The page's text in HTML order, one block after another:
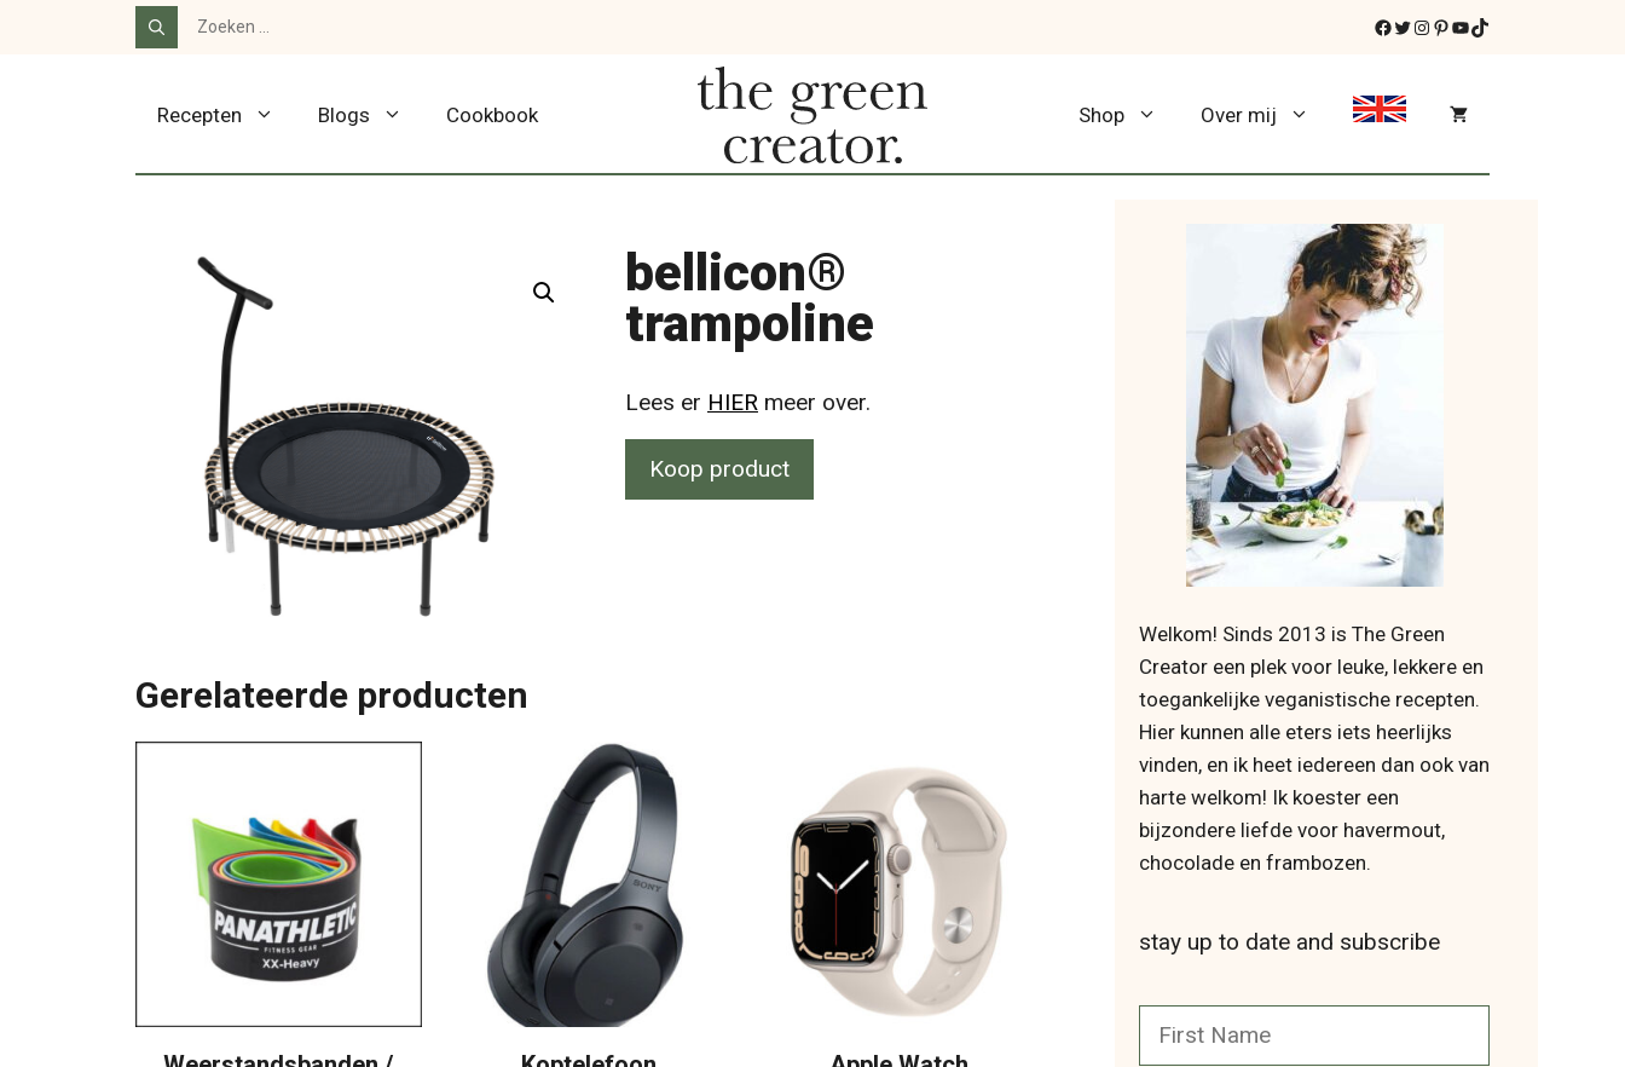
Facebook
Twitter
Instagram
Pinterest
YouTube
TikTok
Zoek
Recepten Blogs Cookbook Shop Over mij
bellicon®
trampoline
Lees er HIER meer over.
Koop product
Gerelateerde producten
Welkom! Sinds 2013 is The Green
Creator een plek voor leuke, lekkere en
toegankelijke veganistische recepten.
Hier kunnen alle eters iets heerlijks
vinden, en ik heet iedereen dan ook van
harte welkom! Ik koester een
bijzondere liefde voor havermout,
chocolade en frambozen.
stay up to date and subscribe